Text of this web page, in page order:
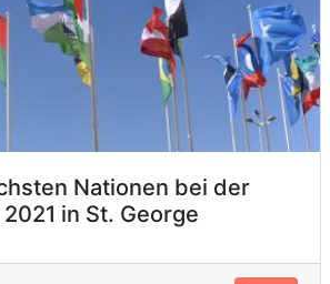
Nationen bei der
in St. George